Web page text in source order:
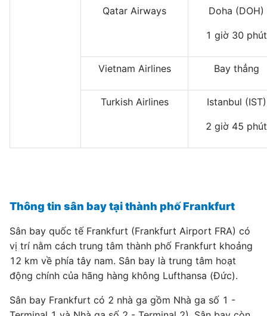
Qatar Airways Doha (DOH)
1 giờ 30 phút
Vietnam Airlines Bay thẳng
Turkish Airlines Istanbul (IST)
2 giờ 45 phút
Thông tin sân bay tại thành phố Frankfurt
Sân bay quốc tế Frankfurt (Frankfurt Airport FRA) có
vị trí nằm cách trung tâm thành phố Frankfurt khoảng
12 km về phía tây nam. Sân bay là trung tâm hoạt
động chính của hãng hàng không Lufthansa (Đức).
Sân bay Frankfurt có 2 nhà ga gồm Nhà ga số 1 -